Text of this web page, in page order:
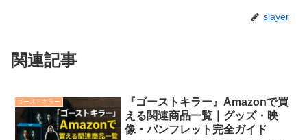
slayer
関連記事
ゴーストキラー
『ゴーストキラー』Amazonで買
える関連商品一覧｜グッズ・映
像・パンフレット完全ガイド